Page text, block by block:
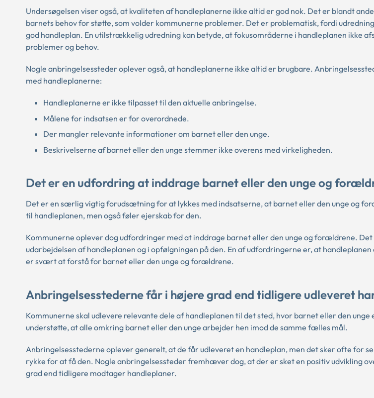
Undersøgelsen viser også, at kvaliteten af handleplanerne ikke altid er god nok. Det er blandt
barnets behov for støtte, som volder kommunerne problemer. Det er problematisk, fordi
god handleplan. En utilstrækkelig udredning kan betyde, at fokusområderne i handleplanen ikke
problemer og behov.
Nogle anbringelsessteder oplever også, at handleplanerne ikke altid er brugbare.
med handleplanerne:
Handleplanerne er ikke tilpasset til den aktuelle anbringelse.
Målene for indsatsen er for overordnede.
Der mangler relevante informationer om barnet eller den unge.
Beskrivelserne af barnet eller den unge stemmer ikke overens med virkeligheden.
Det er en udfordring at inddrage barnet eller den unge og
Det er en særlig vigtig forudsætning for at lykkes med indsatserne, at barnet eller den unge og
til handleplanen, men også føler ejerskab for den.
Kommunerne oplever dog udfordringer med at inddrage barnet eller den unge og forældrene.
udarbejdelsen af handleplanen og i opfølgningen på den. En af udfordringerne er, at
er svært at forstå for barnet eller den unge og forældrene.
Anbringelsesstederne får i højere grad end tidligere udleveret
Kommunerne skal udlevere relevante dele af handleplanen til det sted, hvor barnet eller den unge
understøtte, at alle omkring barnet eller den unge arbejder hen imod de samme fælles mål.
Anbringelsesstederne oplever generelt, at de får udleveret en handleplan, men det sker ofte for
rykke for at få den. Nogle anbringelsessteder fremhæver dog, at der er sket en positiv udvikling
grad end tidligere modtager handleplaner.